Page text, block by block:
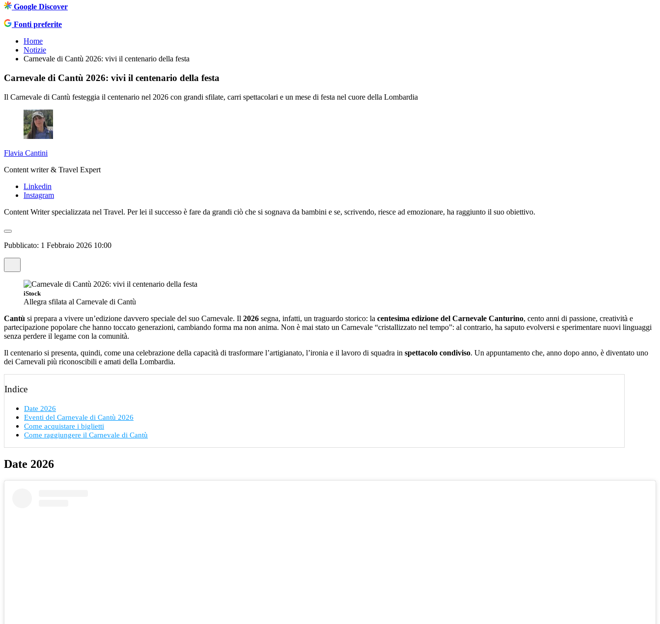
Google Discover
Fonti preferite
Home
Notizie
Carnevale di Cantù 2026: vivi il centenario della festa
Carnevale di Cantù 2026: vivi il centenario della festa
Il Carnevale di Cantù festeggia il centenario nel 2026 con grandi sfilate, carri spettacolari e un mese di festa nel cuore della Lombardia
Flavia Cantini
Content writer & Travel Expert
Linkedin
Instagram
Content Writer specializzata nel Travel. Per lei il successo è fare da grandi ciò che si sognava da bambini e se, scrivendo, riesce ad emozionare, ha raggiunto il suo obiettivo.
Pubblicato: 1 Febbraio 2026 10:00
iStock
Allegra sfilata al Carnevale di Cantù
Cantù si prepara a vivere un’edizione davvero speciale del suo Carnevale. Il 2026 segna, infatti, un traguardo storico: la centesima edizione del Carnevale Canturino, cento anni di passione, creatività e
partecipazione popolare che hanno toccato generazioni, cambiando forma ma non anima. Non è mai stato un Carnevale “cristallizzato nel tempo”: al contrario, ha saputo evolversi e sperimentare nuovi linguaggi
senza perdere il legame con la comunità.
Il centenario si presenta, quindi, come una celebrazione della capacità di trasformare l’artigianato, l’ironia e il lavoro di squadra in spettacolo condiviso. Un appuntamento che, anno dopo anno, è diventato uno
dei Carnevali più riconoscibili e amati della Lombardia.
Indice
Date 2026
Eventi del Carnevale di Cantù 2026
Come acquistare i biglietti
Come raggiungere il Carnevale di Cantù
Date 2026